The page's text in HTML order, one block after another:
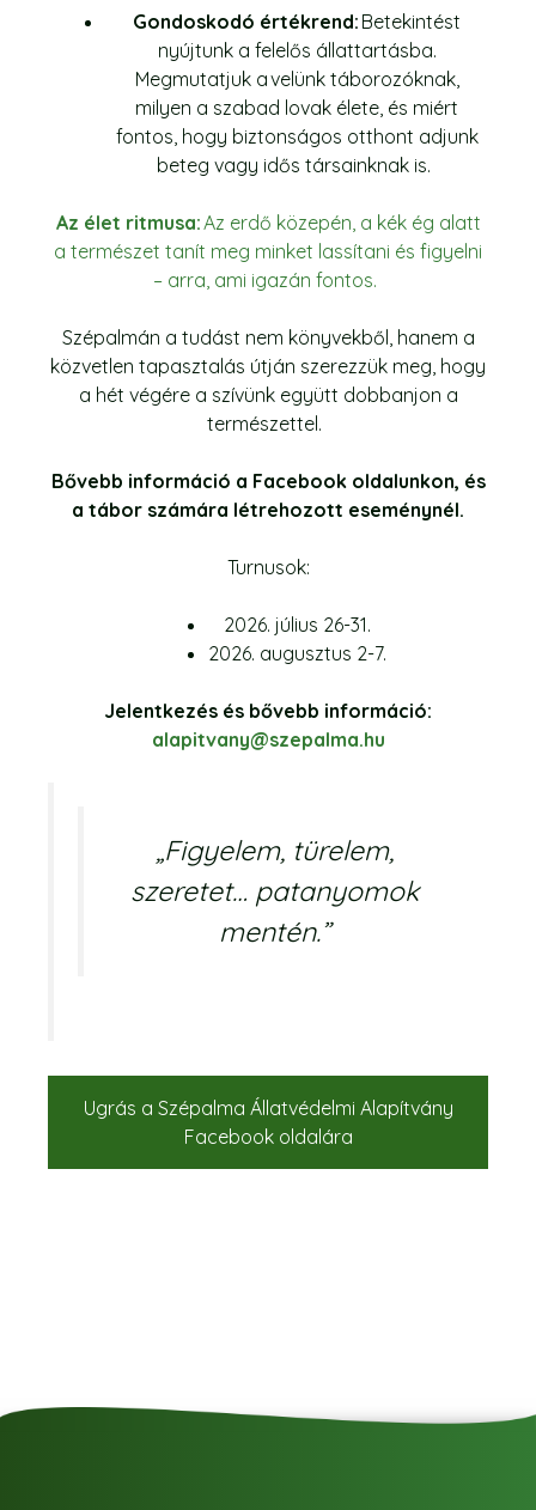
Gondoskodó értékrend: Betekintést
nyújtunk a felelős állattartásba.
Megmutatjuk a velünk táborozóknak,
milyen a szabad lovak élete, és miért
fontos, hogy biztonságos otthont adjunk
beteg vagy idős társainknak is.
Az élet ritmusa:Az erdő közepén, a kék ég alatt
a természet tanít meg minket lassítani és figyelni
– arra, ami igazán fontos.
Szépalmán a tudást nem könyvekből, hanem a
közvetlen tapasztalás útján szerezzük meg, hogy
a hét végére a szívünk együtt dobbanjon a
természettel.
Bővebb információ a Facebook oldalunkon, és
a tábor számára létrehozott eseménynél.
Turnusok:
2026. július 26-31.
2026. augusztus 2-7.
Jelentkezés és bővebb információ:
alapitvany@szepalma.hu
„Figyelem, türelem,
szeretet… patanyomok
mentén.”
Ugrás a Szépalma Állatvédelmi Alapítvány
Facebook oldalára